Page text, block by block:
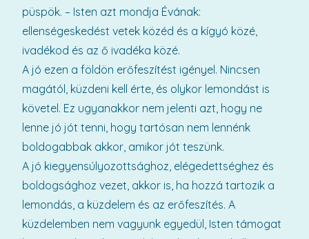
püspök. – Isten azt mondja Évának:
ellenségeskedést vetek közéd és a kígyó közé,
ivadékod és az ő ivadéka közé.
A jó ezen a földön erőfeszítést igényel. Nincsen
magától, küzdeni kell érte, és olykor lemondást is
követel. Ez ugyanakkor nem jelenti azt, hogy ne
lenne jó jót tenni, hogy tartósan nem lennénk
boldogabbak akkor, amikor jót teszünk.
A jó kiegyensúlyozottsághoz, elégedettséghez és
boldogsághoz vezet, akkor is, ha hozzá tartozik a
lemondás, a küzdelem és az erőfeszítés. A
küzdelemben nem vagyunk egyedül, Isten támogat